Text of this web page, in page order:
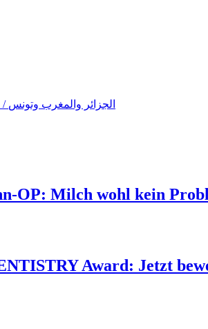
/ الجزائر والمغرب وتونس
OP: Milch wohl kein
Award: Jetzt